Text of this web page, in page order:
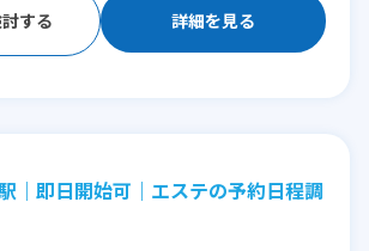
詳細を見る
｜即日開始可｜エステの予約日程調